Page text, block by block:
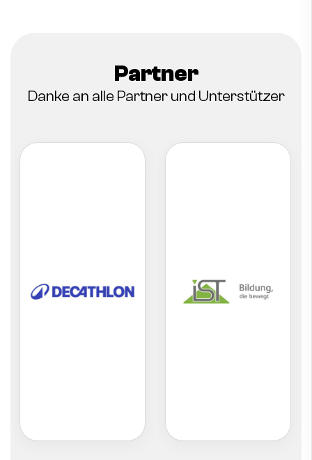
Partner
Danke an alle Partner und Unterstützer